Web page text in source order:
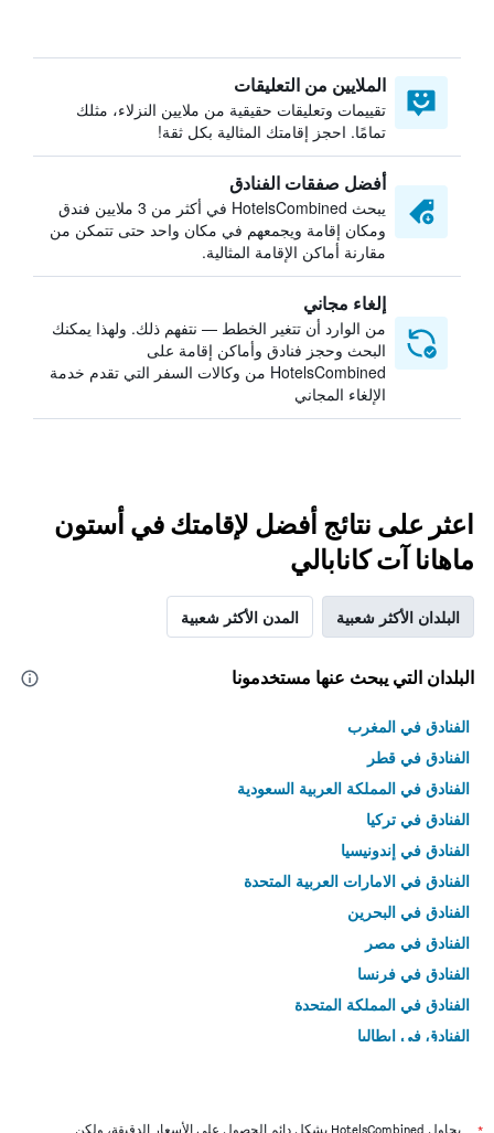
الملايين من التعليقات
تقييمات وتعليقات حقيقية من ملايين النزلاء، مثلك
تمامًا. احجز إقامتك المثالية بكل ثقة!
أفضل صفقات الفنادق
يبحث HotelsCombined في أكثر من 3 ملايين فندق
ومكان إقامة ويجمعهم في مكان واحد حتى تتمكن من
مقارنة أماكن الإقامة المثالية.
إلغاء مجاني
من الوارد أن تتغير الخطط — نتفهم ذلك. ولهذا يمكنك
البحث وحجز فنادق وأماكن إقامة على
HotelsCombined من وكالات السفر التي تقدم خدمة
الإلغاء المجاني
اعثر على نتائج أفضل لإقامتك في أستون
ماهانا آت كانابالي
البلدان الأكثر شعبية المدن الأكثر شعبية
البلدان التي يبحث عنها مستخدمونا
الفنادق في المغرب
الفنادق في قطر
الفنادق في المملكة العربية السعودية
الفنادق في تركيا
الفنادق في إندونيسيا
الفنادق في الامارات العربية المتحدة
الفنادق في البحرين
الفنادق في مصر
الفنادق في فرنسا
الفنادق في المملكة المتحدة
الفنادق في إيطاليا
يحاول HotelsCombined بشكل دائم الحصول على الأسعار الدقيقة، ولكن